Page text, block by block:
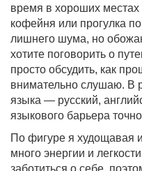
время в хороших
кофейня или прогулка
лишнего шума, но
хотите поговорить о
просто обсудить, как
внимательно слушаю. В
языка — русский,
языкового барьера
По фигуре я худощавая
много энергии и